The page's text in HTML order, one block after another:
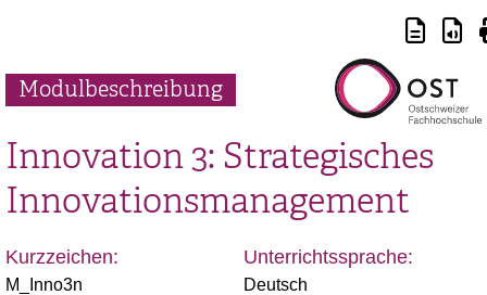
Modulbeschreibung
Innovation 3: Strategisches
Innovationsmanagement
Kurzzeichen:
M_Inno3n
Unterrichtssprache:
Deutsch